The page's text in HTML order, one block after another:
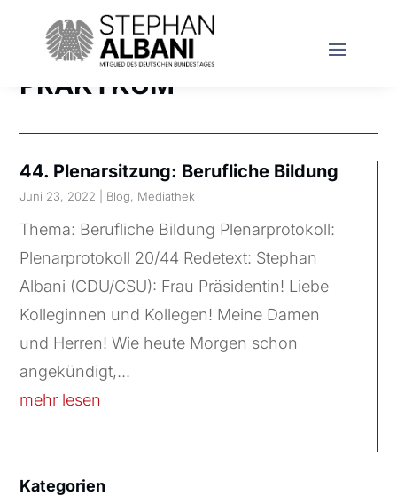
PRAKTKUM
44. Plenarsitzung: Berufliche Bildung
Juni 23, 2022 Blog, Mediathek
Thema: Berufliche Bildung Plenarprotokoll:
Plenarprotokoll 20/44 Redetext: Stephan
Albani (CDU/CSU): Frau Präsidentin! Liebe
Kolleginnen und Kollegen! Meine Damen
und Herren! Wie heute Morgen schon
angekündigt,...
mehr lesen
Kategorien